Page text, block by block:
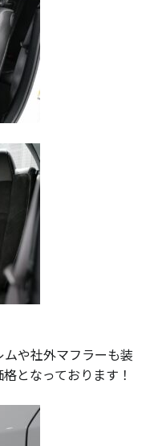
や社外マフラーも装
となっております！